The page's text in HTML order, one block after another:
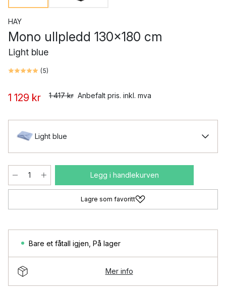
HAY
Mono ullpledd 130x180 cm
Light blue
(5)
1 129 kr 1 417 kr Anbefalt pris. inkl. mva
Light blue
Legg i handlekurven
Lagre som favoritt
Bare et fåtall igjen På lager
Mer info